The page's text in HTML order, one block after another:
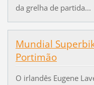
da grelha de partida...
Mundial
Portimão
O irlandês Eugene